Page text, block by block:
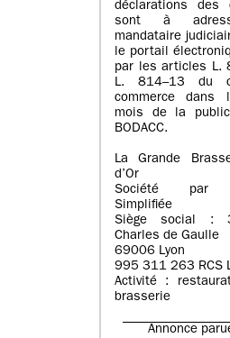
déclarations des
sont à
mandataire
le portail
par les articles L.
L. 814–13 du
commerce dans
mois de la
BODACC.
La Grande
d’Or
Société par
Simplifiée
Siège social :
Charles de Gaulle
69006 Lyon
995 311 263 RCS
Activité :
brasserie
Annonce